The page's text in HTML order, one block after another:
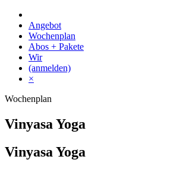
Skip
content
Angebot
Wochenplan
Abos + Pakete
Wir
(anmelden)
×
Wochenplan
Vinyasa Yoga
Vinyasa Yoga